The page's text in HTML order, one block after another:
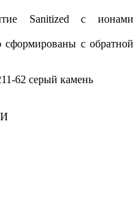
Sanitized с ионами
сформированы с обратной
62 серый камень